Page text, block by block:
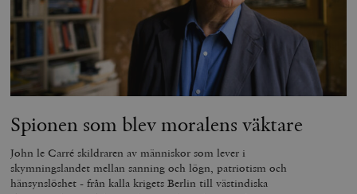
Spionen som blev moralens väktare
John le Carré skildraren av människor som lever i
skymningslandet mellan sanning och lögn, patriotism och
hänsynslöshet - från kalla krigets Berlin till västindiska